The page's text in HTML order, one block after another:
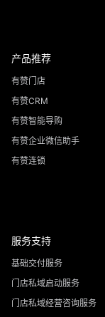
产品推荐
有赞门店
有赞CRM
有赞智能导购
有赞企业微信助手
有赞连锁
服务支持
基础交付服务
门店私域启动服务
门店私域经营咨询服务